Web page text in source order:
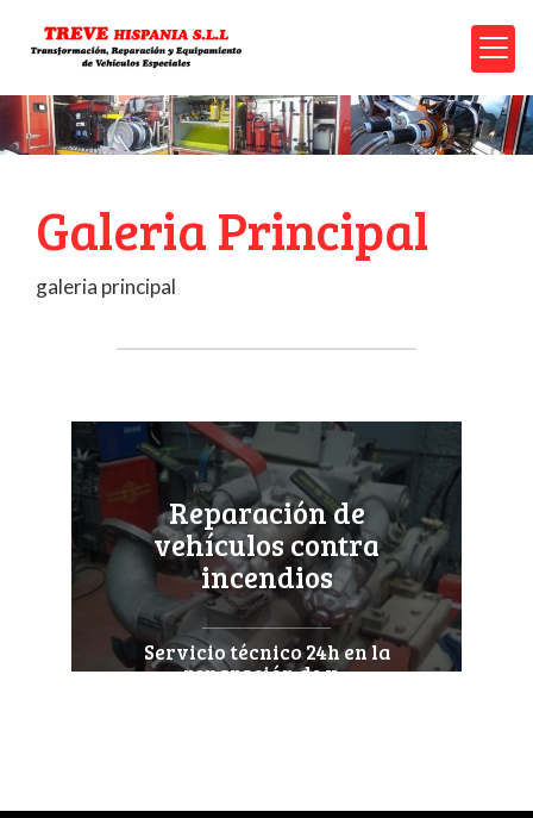
Galeria Principal
galeria principal
Reparación de
vehículos contra
incendios
Servicio técnico 24h en la
reparación de v...